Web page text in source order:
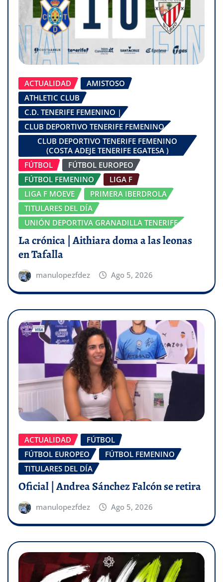
ACTUALIDAD
AMISTOSO
ATHLETIC CLUB
C.D. TENERIFE FEMENINO |
CLUB DEPORTIVO TENERIFE FEMENINO
CLUB DEPORTIVO TENERIFE FEMENINO
(COSTA ADEJE TENERIFE EGATESA )
FÚTBOL
FÚTBOL EUROPEO
FÚTBOL FEMENINO
LIGA F
LIGA F MOEVE
PRIMERA IBERDROLA
TITULARES DEL DÍA
UNIÓN DEPORTIVA GRANADILLA TENERIFE
La crónica | Aithiara doma a las leonas
en Tafalla
manulopezfdez Ago 5, 2026
ACTUALIDAD
FÚTBOL
FÚTBOL EUROPEO
FÚTBOL FEMENINO
TITULARES DEL DÍA
Oficial | Andrea Sánchez Falcón se retira
manulopezfdez Ago 5, 2026